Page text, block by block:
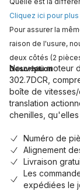
Cliquez ici pour
Pour assurer la
raison de l'usure,
deux côtés (2
Description
Nouveau moteur
302.7DCR,
boîte de
translation
chenilles,
Numéro de
Alignement
Livraison
Les
expédiées le